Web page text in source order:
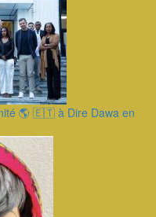
🌎 🇪🇹 à Dire Dawa en